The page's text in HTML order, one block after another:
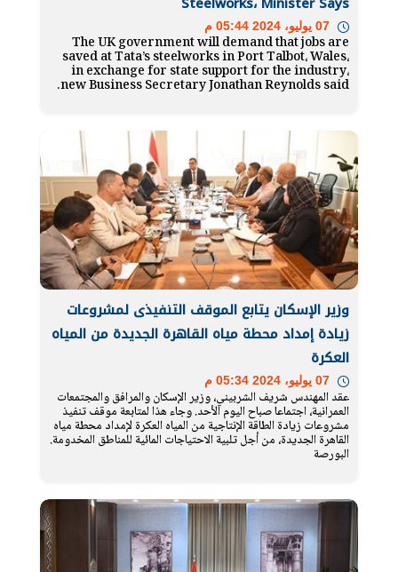
The UK government will demand that jobs are
saved at Tata’s steelworks in Port Talbot، Wales،
in exchange for state support for the industry،
new Business Secretary Jonathan Reynolds said.
وزير الإسكان يتابع الموقف التنفيذى لمشروعات
زيادة إمداد محطة مياه القاهرة الجديدة من المياه
العكرة
عقد المهندس شريف الشربيني، وزير الإسكان والمرافق والمجتمعات
العمرانية، اجتماعا صباح اليوم الأحد. وجاء هذا لمتابعة موقف تنفيذ
مشروعات زيادة الطاقة الإنتاجية من المياه العكرة لإمداد محطة مياه
القاهرة الجديدة، من أجل تلبية الاحتياجات المائية للمناطق المخدومة.
البورصة